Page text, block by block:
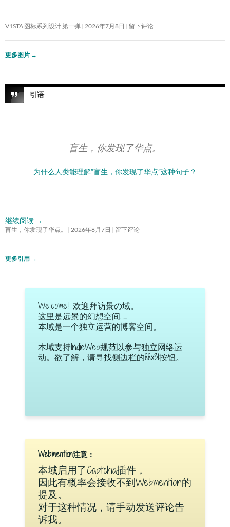
V1STA 图标系列设计 第一弹 2026年7月8日 留下评论
更多图片 →
引语
盲生，你发现了华点。
为什么人类能理解”盲生，你发现了华点”这种句子？
继续阅读 →
盲生，你发现了华点。 2026年8月7日 留下评论
更多引用 →
Welcome! 欢迎拜访景の域。
这里是远景的幻想空间……
本域是一个独立运营的博客空间。
本域支持IndieWeb规范以参与独立网络运
动。欲了解，请寻找侧边栏的88x31按钮。
Webmention注意：
本域启用了Captcha插件，
因此有概率会接收不到Webmention的
提及。
对于这种情况，请手动发送评论告
诉我。